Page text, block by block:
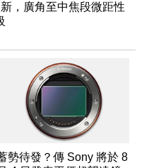
，廣角至中焦段微距性
勢待發？傳 Sony 將於 8